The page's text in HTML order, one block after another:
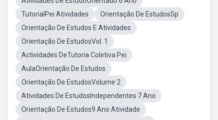
TutorialPei Atividades
Orientação De EstudosSp
Orientação De Estudos E Atividades
Orientação De EstudosVol. 1
Actividades DeTutoria Coletiva Pei
AulaOrientação De Estudos
Orientação De EstudosVolume 2
Atividades De EstudosIndependentes 7 Ano
Orientação De Estudos9 Ano Atividade